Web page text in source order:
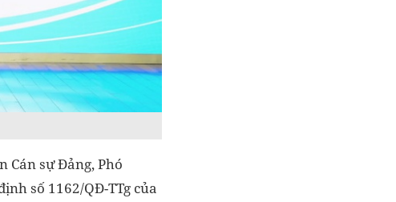
Cán sự Đảng, Phó
số 1162/QĐ-TTg của